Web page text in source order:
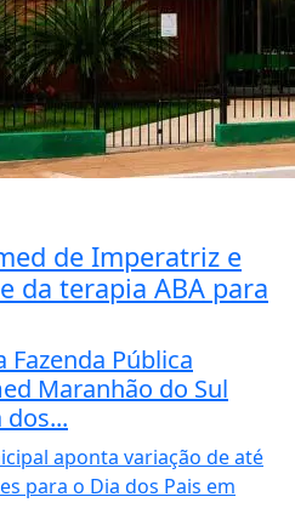
de Imperatriz e
da terapia ABA para
Fazenda Pública
Maranhão do Sul